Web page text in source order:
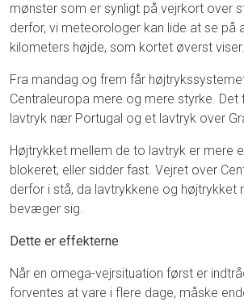
mønster som er synligt på vejrkort over
derfor, vi meteorologer kan lide at se på
kilometers højde, som kortet øverst viser.
Fra mandag og frem får
Centraleuropa mere og mere styrke. Det
lavtryk nær Portugal og et lavtryk over
Højtrykket mellem de to lavtryk er mere
blokeret, eller sidder fast. Vejret over
derfor i stå, da lavtrykkene og højtrykket
bevæger sig.
Dette er effekterne
Når en omega-vejrsituation først er
forventes at vare i flere dage, måske